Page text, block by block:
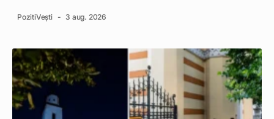
PozitiVești 3 aug. 2026